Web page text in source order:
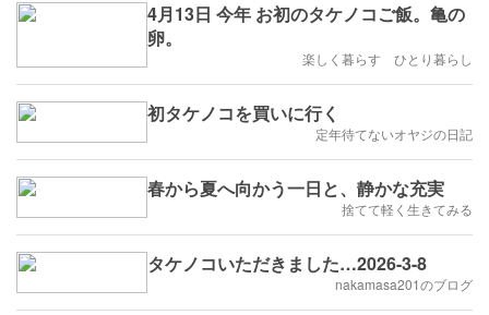
4月13日 今年 お初のタケノコご飯。亀の
卵。
楽しく暮らす ひとり暮らし
初タケノコを買いに行く
定年待てないオヤジの日記
春から夏へ向かう一日と、静かな充実
捨てて軽く生きてみる
タケノコいただきました…2026-3-8
nakamasa201のブログ